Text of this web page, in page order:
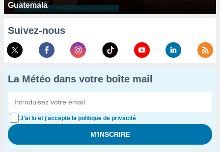
Guatemala
Suivez-nous
La Météo dans votre boîte mail
J'ai lu et j'accepte la politique de privacité